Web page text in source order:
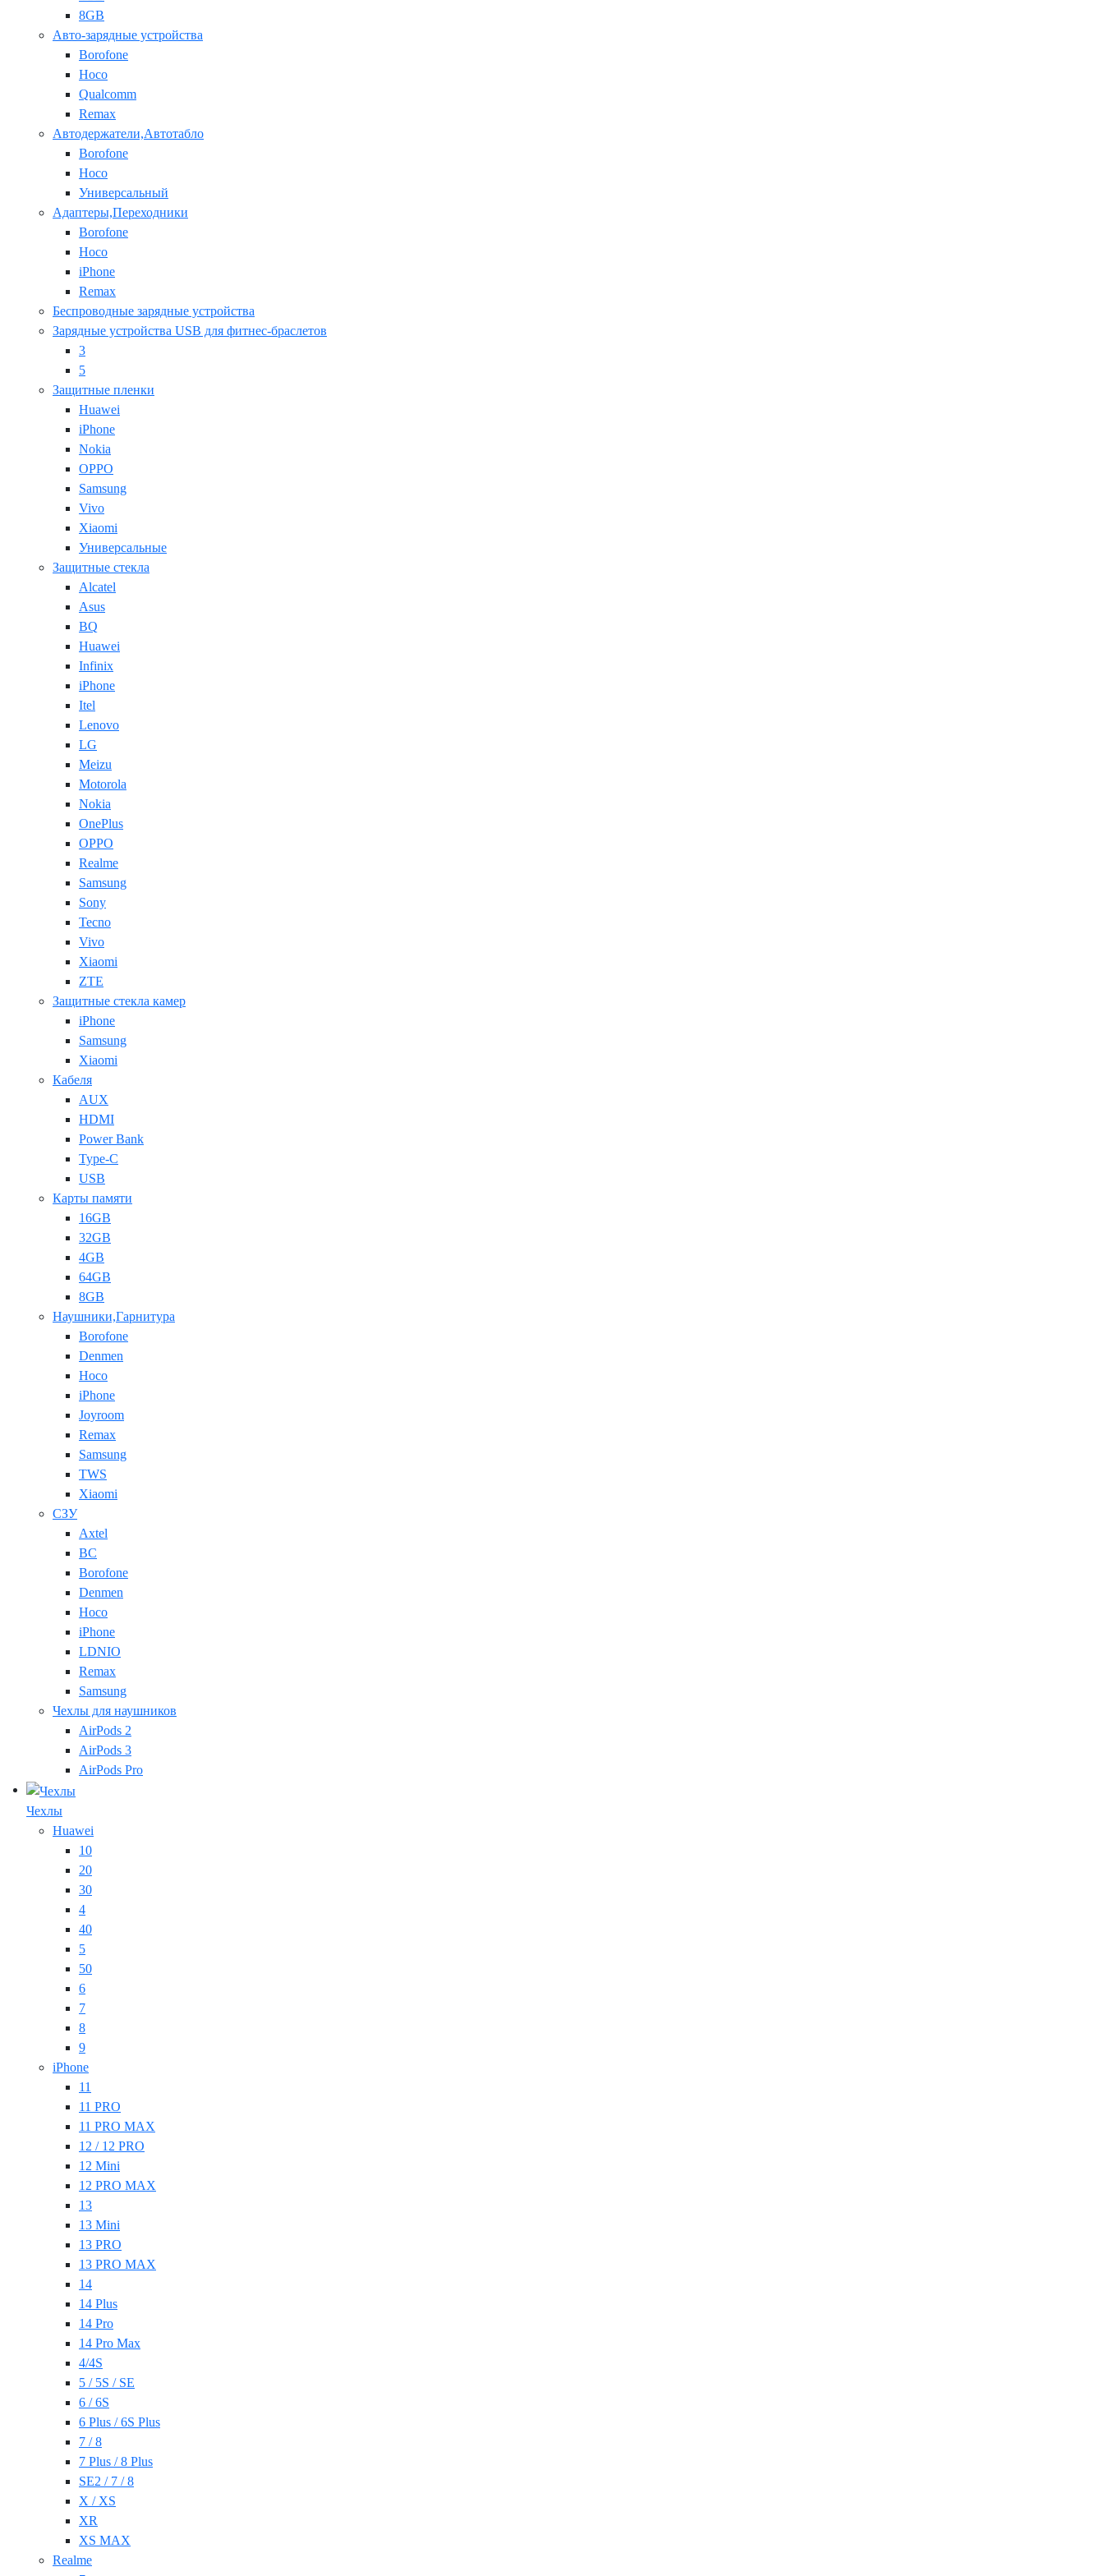
8GB
Авто-зарядные устройства
Borofone
Hoco
Qualcomm
Remax
Автодержатели,Автотабло
Borofone
Hoco
Универсальный
Адаптеры,Переходники
Borofone
Hoco
iPhone
Remax
Беспроводные зарядные устройства
Зарядные устройства USB для фитнес-браслетов
3
5
Защитные пленки
Huawei
iPhone
Nokia
OPPO
Samsung
Vivo
Xiaomi
Универсальные
Защитные стекла
Alcatel
Asus
BQ
Huawei
Infinix
iPhone
Itel
Lenovo
LG
Meizu
Motorola
Nokia
OnePlus
OPPO
Realme
Samsung
Sony
Tecno
Vivo
Xiaomi
ZTE
Защитные стекла камер
iPhone
Samsung
Xiaomi
Кабеля
AUX
HDMI
Power Bank
Type-C
USB
Карты памяти
16GB
32GB
4GB
64GB
8GB
Наушники,Гарнитура
Borofone
Denmen
Hoco
iPhone
Joyroom
Remax
Samsung
TWS
Xiaomi
СЗУ
Axtel
BC
Borofone
Denmen
Hoco
iPhone
LDNIO
Remax
Samsung
Чехлы для наушников
AirPods 2
AirPods 3
AirPods Pro
Чехлы
Huawei
10
20
30
4
40
5
50
6
7
8
9
iPhone
11
11 PRO
11 PRO MAX
12 / 12 PRO
12 Mini
12 PRO MAX
13
13 Mini
13 PRO
13 PRO MAX
14
14 Plus
14 Pro
14 Pro Max
4/4S
5 / 5S / SE
6 / 6S
6 Plus / 6S Plus
7 / 8
7 Plus / 8 Plus
SE2 / 7 / 8
X / XS
XR
XS MAX
Realme